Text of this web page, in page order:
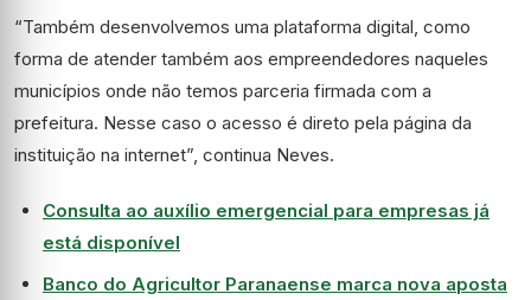
“Também desenvolvemos uma plataforma digital, como
forma de atender também aos empreendedores naqueles
municípios onde não temos parceria firmada com a
prefeitura. Nesse caso o acesso é direto pela página da
instituição na internet”, continua Neves.
Consulta ao auxílio emergencial para empresas já
está disponível
Banco do Agricultor Paranaense marca nova aposta